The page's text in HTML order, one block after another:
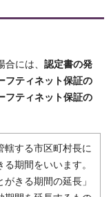
には、 認定書の発
フティネット保証の
フティネット保証の
する市区町村長に
期間をいいます。
きる期間の延長」